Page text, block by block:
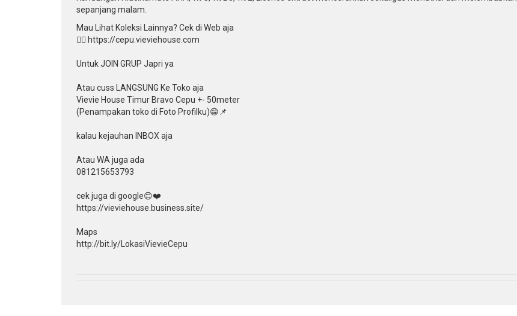
sepanjang malam.
Mau Lihat Koleksi Lainnya? Cek di Web aja
👉🏻 https://cepu.vieviehouse.com
Untuk JOIN GRUP Japri ya
Atau cuss LANGSUNG Ke Toko aja
Vievie House Timur Bravo Cepu +- 50meter
(Penampakan toko di Foto Profilku)😁📌
kalau kejauhan INBOX aja
Atau WA juga ada
081215653793
cek juga di google😊❤️
https://vieviehouse.business.site/
Maps
http://bit.ly/LokasiVievieCepu